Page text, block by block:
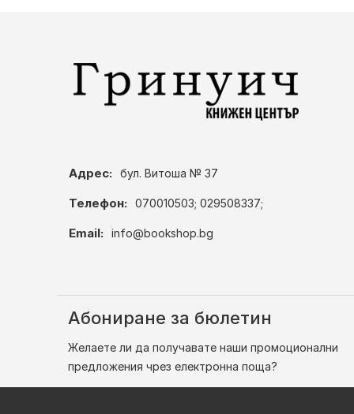
Адрес: бул. Витоша № 37
Телефон: 070010503; 029508337;
Email: info@bookshop.bg
Абониране за бюлетин
Желаете ли да получавате наши промоционални
предложения чрез електронна поща?